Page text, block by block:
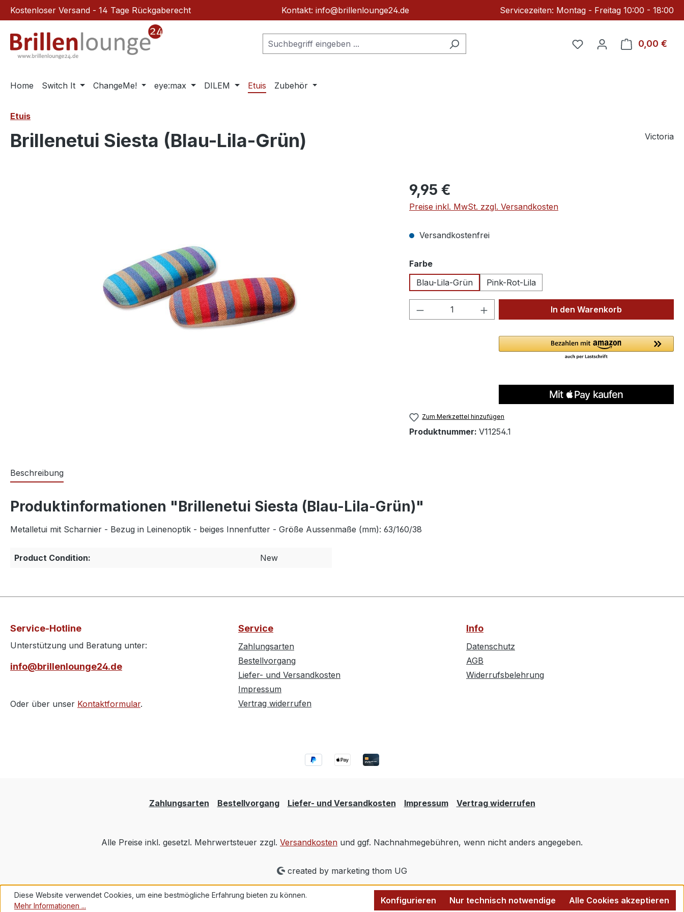
Hauptinhalt springen
Zur Suche springen
Zur Hauptnavigation springen
Kostenloser Versand - 14 Tage Rückgaberecht Kontakt: info@brillenlounge24.de Servicezeiten: Montag - Freitag 10:00 - 18:00
Du hast 0 Produkte auf
0,00 €
Home Switch It ChangeMe! eye:max DILEM Etuis Zubehör
Etuis
Brillenetui Siesta (Blau-Lila-Grün) Victoria
Regulärer Preis:
9,95 €
Preise inkl. MwSt. zzgl. Versandkosten
Versandkostenfrei
Farbeauswählen
Blau-Lila-Grün
Pink-Rot-Lila
Produkt Anzahl: Gib den gewünschten Wert
In den Warenkorb
Zum Merkzettel hinzufügen
Produktnummer: V11254.1
Beschreibung
Produktinformationen "Brillenetui Siesta (Blau-Lila-Grün)"
Metalletui mit Scharnier - Bezug in Leinenoptik - beiges Innenfutter - Größe Aussenmaße (mm): 63/160/38
Product Condition: New
Service-Hotline
Unterstützung und Beratung unter:
info@brillenlounge24.de
Oder über unser Kontaktformular.
Service
Zahlungsarten
Bestellvorgang
Liefer- und Versandkosten
Impressum
Vertrag widerrufen
Info
Datenschutz
AGB
Widerrufsbelehrung
Zahlungsarten Bestellvorgang Liefer- und Versandkosten Impressum Vertrag widerrufen
Alle Preise inkl. gesetzl. Mehrwertsteuer zzgl. Versandkosten und ggf. Nachnahmegebühren, wenn nicht anders angegeben.
created by marketing thom UG
Diese Website verwendet Cookies, um eine bestmögliche Erfahrung bieten zu können.
Mehr Informationen ...
Nur technisch notwendige
Konfigurieren Alle Cookies akzeptieren